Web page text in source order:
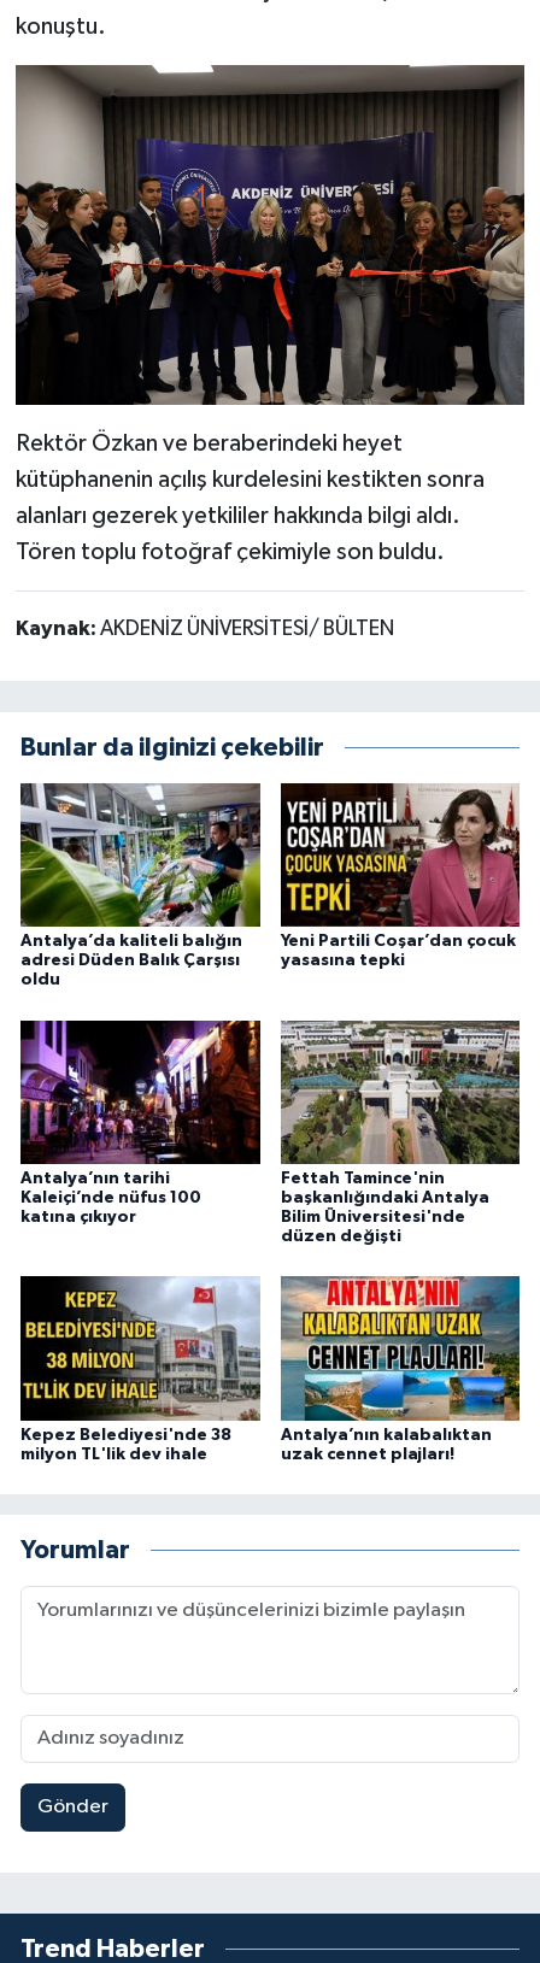
konuştu.
Rektör Özkan ve beraberindeki heyet
kütüphanenin açılış kurdelesini kestikten sonra
alanları gezerek yetkililer hakkında bilgi aldı.
Tören toplu fotoğraf çekimiyle son buldu.
Kaynak: AKDENİZ ÜNİVERSİTESİ/ BÜLTEN
Bunlar da ilginizi çekebilir
Antalya’da kaliteli balığın
adresi Düden Balık Çarşısı
oldu
Yeni Partili Coşar’dan çocuk
yasasına tepki
Antalya’nın tarihi
Kaleiçi’nde nüfus 100
katına çıkıyor
Fettah Tamince'nin
başkanlığındaki Antalya
Bilim Üniversitesi'nde
düzen değişti
Kepez Belediyesi'nde 38
milyon TL'lik dev ihale
Antalya’nın kalabalıktan
uzak cennet plajları!
Yorumlar
Gönder
Trend Haberler